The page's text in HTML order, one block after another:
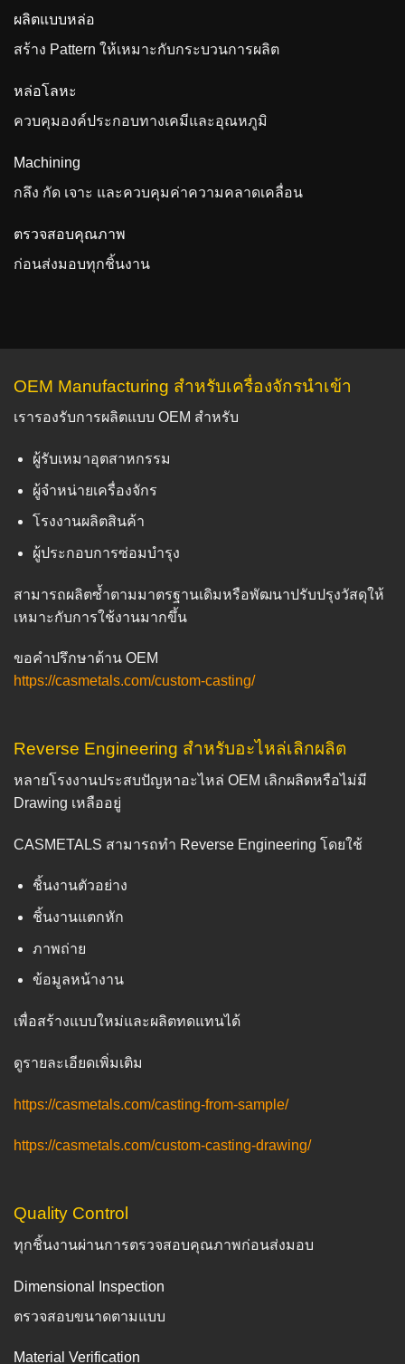
ผลิตแบบหล่อ
สร้าง Pattern ให้เหมาะกับกระบวนการผลิต
หล่อโลหะ
ควบคุมองค์ประกอบทางเคมีและอุณหภูมิ
Machining
กลึง กัด เจาะ และควบคุมค่าความคลาดเคลื่อน
ตรวจสอบคุณภาพ
ก่อนส่งมอบทุกชิ้นงาน
OEM Manufacturing สำหรับเครื่องจักรนำเข้า
เรารองรับการผลิตแบบ OEM สำหรับ
ผู้รับเหมาอุตสาหกรรม
ผู้จำหน่ายเครื่องจักร
โรงงานผลิตสินค้า
ผู้ประกอบการซ่อมบำรุง
สามารถผลิตซ้ำตามมาตรฐานเดิมหรือพัฒนาปรับปรุงวัสดุให้
เหมาะกับการใช้งานมากขึ้น
ขอคำปรึกษาด้าน OEM
https://casmetals.com/custom-casting/
Reverse Engineering สำหรับอะไหล่เลิกผลิต
หลายโรงงานประสบปัญหาอะไหล่ OEM เลิกผลิตหรือไม่มี
Drawing เหลืออยู่
CASMETALS สามารถทำ Reverse Engineering โดยใช้
ชิ้นงานตัวอย่าง
ชิ้นงานแตกหัก
ภาพถ่าย
ข้อมูลหน้างาน
เพื่อสร้างแบบใหม่และผลิตทดแทนได้
ดูรายละเอียดเพิ่มเติม
https://casmetals.com/casting-from-sample/
https://casmetals.com/custom-casting-drawing/
Quality Control
ทุกชิ้นงานผ่านการตรวจสอบคุณภาพก่อนส่งมอบ
Dimensional Inspection
ตรวจสอบขนาดตามแบบ
Material Verification